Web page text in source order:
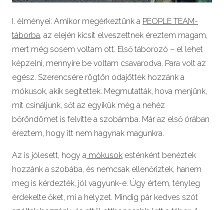
I. élményei: Amikor megérkeztünk a PEOPLE TEAM-
táborba, az elején kicsit elveszettnek éreztem magam,
mert még sosem voltam ott. Első táborozó – el lehet
képzelni, mennyire be voltam csavarodva. Para volt az
egész. Szerencsére rögtön odajöttek hozzánk a
mókusok, akik segítettek. Megmutatták, hova menjünk,
mit csináljunk, sőt az egyikük még a nehéz
bőröndömet is felvitte a szobámba. Már az első órában
éreztem, hogy itt nem hagynak magunkra.
Az is jólesett, hogy a mókusok esténként benéztek
hozzánk a szobába, és nemcsak ellenőriztek, hanem
meg is kérdezték, jól vagyunk-e. Úgy értem, tényleg
érdekelte őket, mi a helyzet. Mindig pár kedves szót